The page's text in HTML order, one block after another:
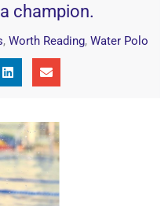
champion.
, Worth Reading, Water Polo